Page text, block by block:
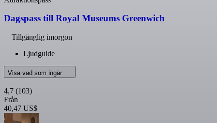
Dagspass till Royal Museums Greenwich
Tillgänglig imorgon
Ljudguide
Visa vad som ingår
4,7 (103)
Från
40,47 US$